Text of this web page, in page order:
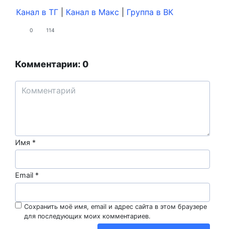
Канал в ТГ Канал в Maкс Группа в ВК
0 114
Комментарии: 0
Имя *
Email *
Сохранить моё имя, email и адрес сайта в этом браузере
для последующих моих комментариев.